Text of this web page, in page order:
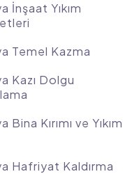
İnşaat Yıkım
Temel Kazma
Kazı Dolgu
Bina Kırımı ve Yıkım
Hafriyat Kaldırma